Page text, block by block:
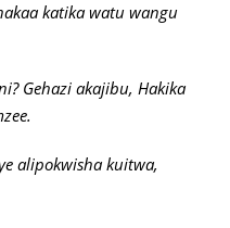
katika watu wangu
Gehazi akajibu, Hakika
alipokwisha kuitwa,